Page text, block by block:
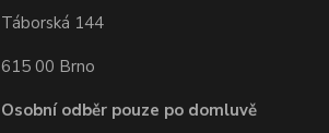
Táborská 144
615 00 Brno
Osobní odběr pouze po domluvě